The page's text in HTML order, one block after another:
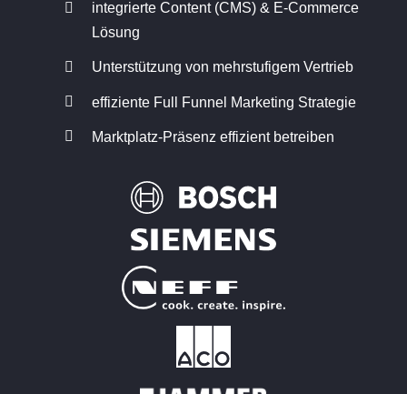
integrierte Content (CMS) & E-Commerce
Lösung
Unterstützung von mehrstufigem Vertrieb
effiziente Full Funnel Marketing Strategie
Marktplatz-Präsenz effizient betreiben